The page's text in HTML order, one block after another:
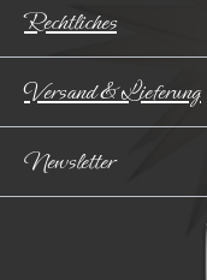
Rechtliches
Versand & Lieferung
Newsletter